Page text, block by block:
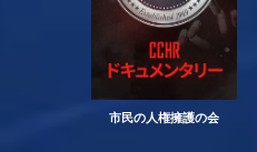
市民の人権擁護の会